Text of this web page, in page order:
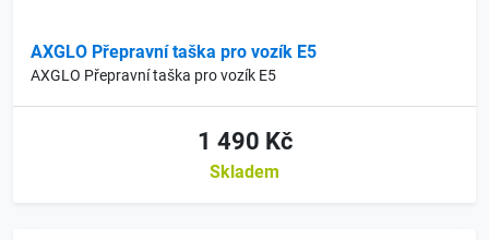
AXGLO Přepravní taška pro vozík E5
AXGLO Přepravní taška pro vozík E5
1 490 Kč
Skladem